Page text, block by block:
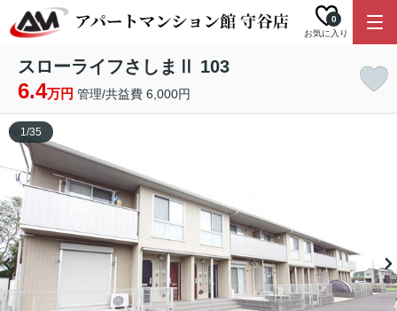
お気に入り
0
スローライフさしまⅡ 103
6.4万円 管理/共益費 6,000円
1/35